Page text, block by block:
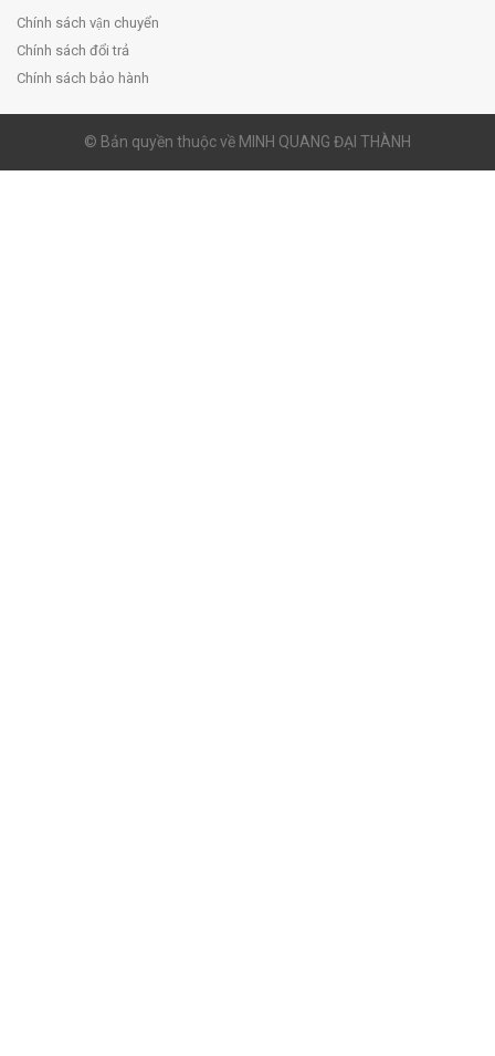
Chính sách vận chuyển
Chính sách đổi trả
Chính sách bảo hành
© Bản quyền thuộc về MINH QUANG ĐẠI THÀNH